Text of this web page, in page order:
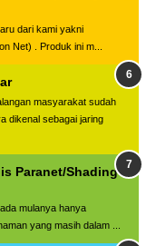
dari kami yakni
Net) . Produk ini m...
masyarakat sudah
dikenal sebagai jaring
Paranet/Shading
mulanya hanya
yang masih dalam ...